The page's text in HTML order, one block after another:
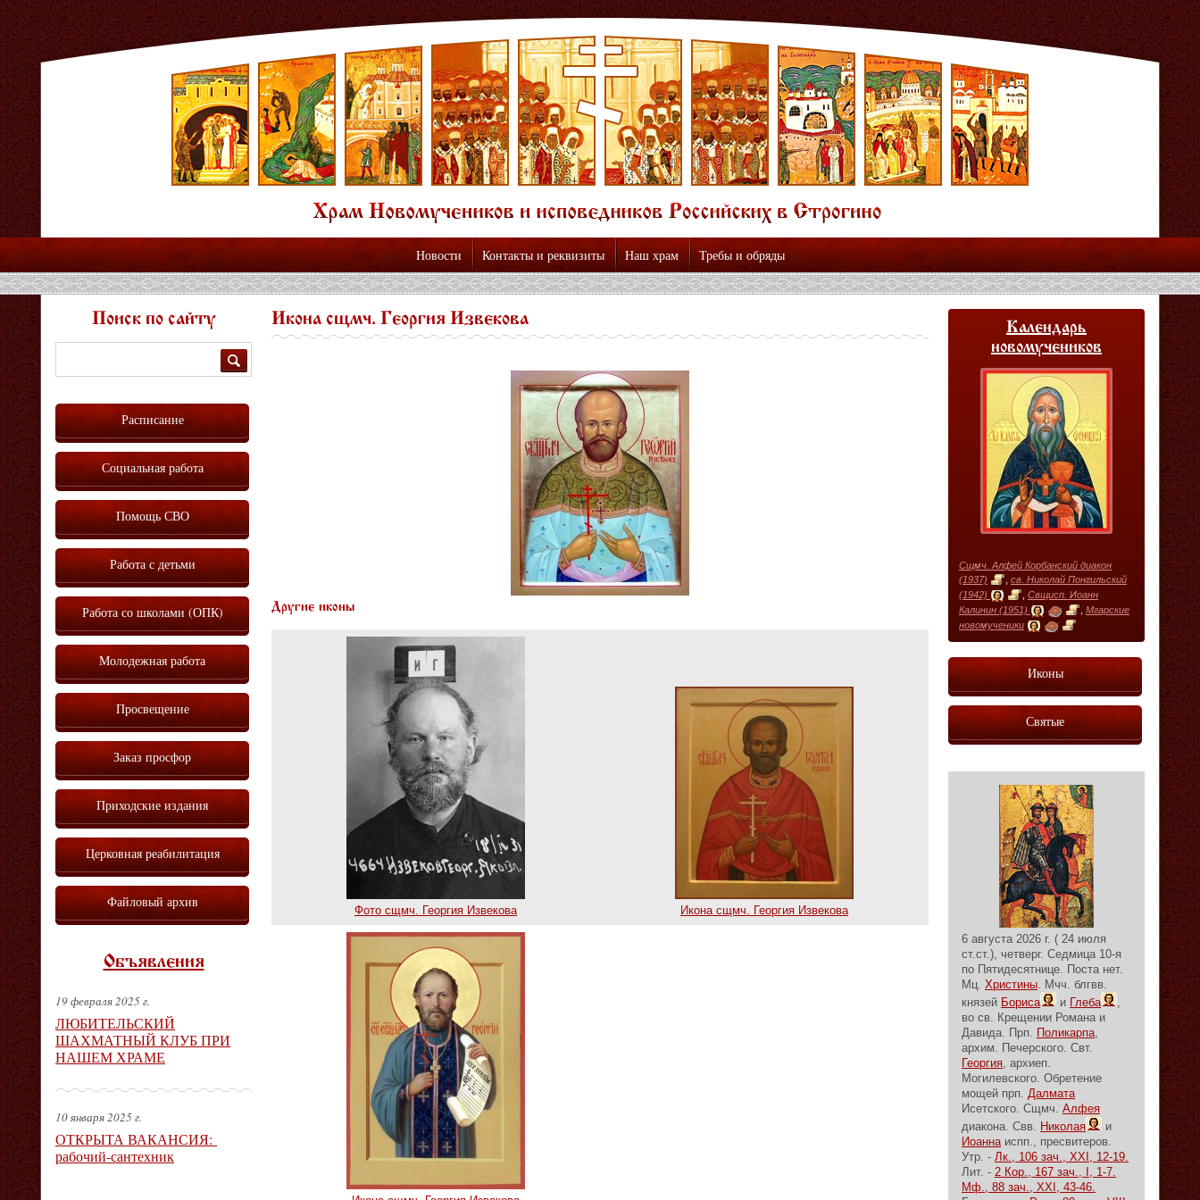
Новости Контакты и реквизиты Наш храм Требы и обряды
Икона сщмч. Георгия Извекова
Другие иконы
Фото сщмч. Георгия Извекова Икона сщмч. Георгия Извекова
Поиск по сайту
Расписание
Социальная работа
Помощь СВО
Работа с детьми
Работа со школами (ОПК)
Молодежная работа
Просвещение
Заказ просфор
Приходские издания
Церковная реабилитация
Файловый архив
Объявления
19 февраля 2025 г.
ЛЮБИТЕЛЬСКИЙ
ШАХМАТНЫЙ КЛУБ ПРИ
НАШЕМ ХРАМЕ
10 января 2025 г.
ОТКРЫТА ВАКАНСИЯ:
рабочий-сантехник
Календарь
новомучеников
Сщмч. Алфей Корбанский диакон
(1937)
св. Николай Понгильский
(1942)
Свщисп. Иоанн
Калинин (1951)
Мгарские
новомученики
Иконы
Святые
6 августа 2026 г. ( 24 июля
ст.ст.), четверг. Седмица 10-я
по Пятидесятнице. Поста нет.
Мц. Христины. Мчч. блгвв.
князей Бориса и Глеба
,
во св. Крещении Романа и
Давида. Прп. Поликарпа,
архим. Печерского. Свт.
Георгия, архиеп.
Могилевского. Обретение
мощей прп. Далмата
Исетского. Сщмч. Алфея
диакона. Свв. Николая
и
Иоаннаиспп., пресвитеров.
Утр. - Лк., 106 зач., XXI, 12-19.
Лит. - 2 Кор., 167 зач., I, 1-7.
Мф., 88 зач., XXI, 43-46.